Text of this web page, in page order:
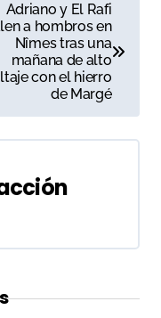
Adriano y El Rafi
a hombros en
Nîmes tras una
mañana de alto
con el hierro
de Margé